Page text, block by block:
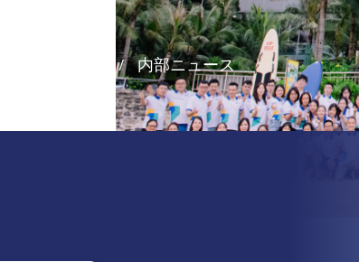
/ 内部ニュース